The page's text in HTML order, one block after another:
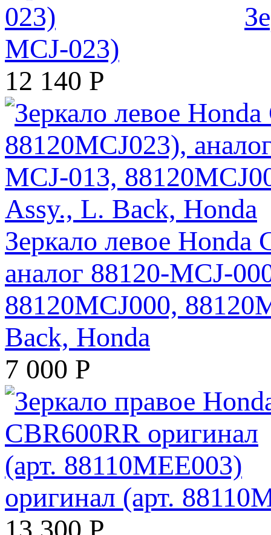
MCJ-023)
12 140 Р
Зеркало левое
аналог 88120-MCJ-
88120MCJ000,
Back, Honda
7 000 Р
оригинал (арт.